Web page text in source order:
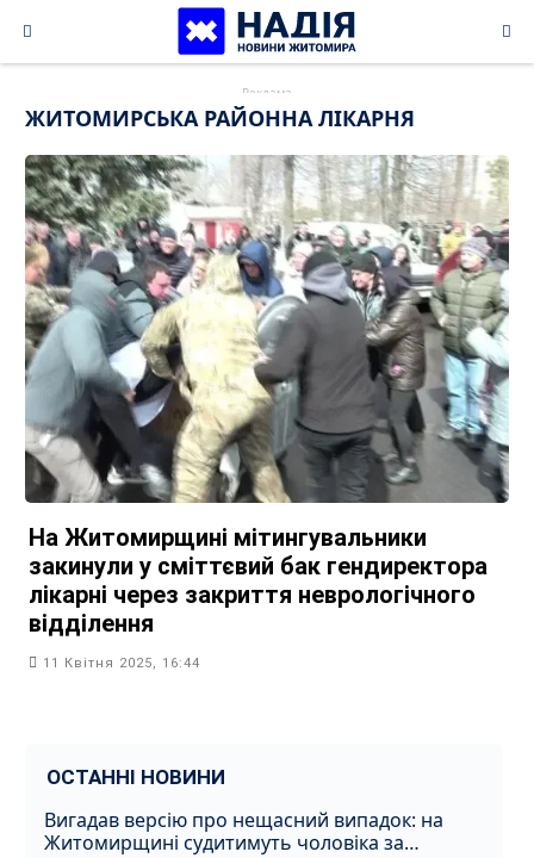
content
ЖИТОМИРСЬКА РАЙОННА ЛІКАРНЯ
На Житомирщині мітингувальники
закинули у сміттєвий бак гендиректора
лікарні через закриття неврологічного
відділення
11 Квітня 2025, 16:44
ОСТАННІ НОВИНИ
Вигадав версію про нещасний випадок: на
Житомирщині судитимуть чоловіка за